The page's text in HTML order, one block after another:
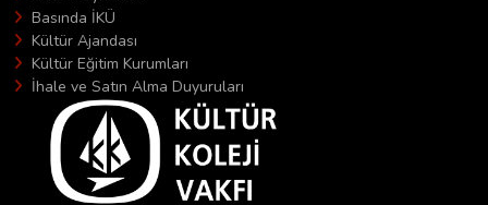
Basında İKÜ
Kültür Ajandası
Kültür Eğitim Kurumları
İhale ve Satın Alma Duyuruları